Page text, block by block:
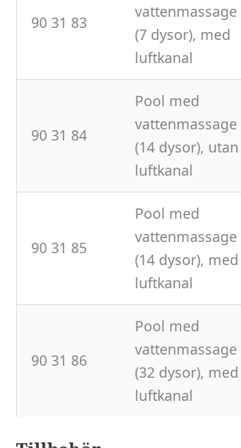
90 31 83
vattenmassage
(7 dysor), med
luftkanal
90 31 84
Pool med
vattenmassage
(14 dysor), utan
luftkanal
90 31 85
Pool med
vattenmassage
(14 dysor), med
luftkanal
90 31 86
Pool med
vattenmassage
(32 dysor), med
luftkanal